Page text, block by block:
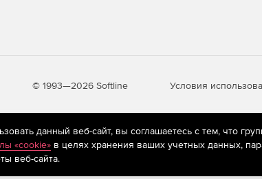
© 1993—2026 Softline Условия
рекомендательные технологии
к предпочтениям пользователей сети
данный веб-сайт, вы соглашаетесь с тем, что
«cookie»в целях хранения ваших учетных данных,
веб-сайта.